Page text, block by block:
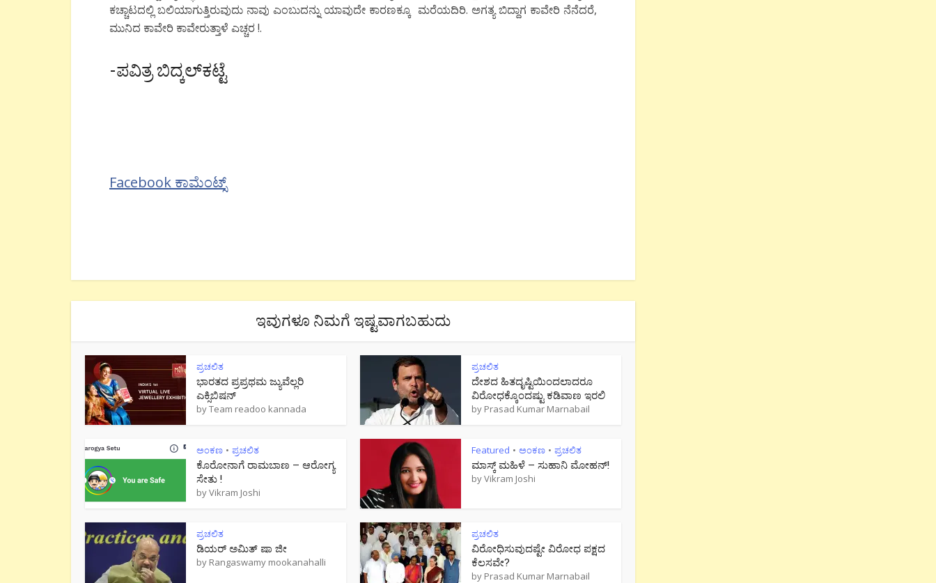
ಕಚ್ಚಾಟದಲ್ಲಿ ಬಲಿಯಾಗುತ್ತಿರುವುದು ನಾವು ಎಂಬುದನ್ನು ಯಾವುದೇ ಕಾರಣಕ್ಕೂ ಮರೆಯದಿರಿ. ಅಗತ್ಯ ಬಿದ್ದಾಗ ಕಾವೇರಿ ನೆನೆದರೆ,
ಮುನಿದ ಕಾವೇರಿ ಕಾವೇರುತ್ತಾಳೆ ಎಚ್ಚರ !.
-ಪವಿತ್ರ ಬಿದ್ಕಲ್‍ಕಟ್ಟೆ
Facebook ಕಾಮೆಂಟ್ಸ್
ಇವುಗಳೂ ನಿಮಗೆ ಇಷ್ಟವಾಗಬಹುದು
ಪ್ರಚಲಿತ
ಭಾರತದ ಪ್ರಪ್ರಥಮ ಜ್ಯುವೆಲ್ಲರಿ
ಎಕ್ಸಿಬಿಷನ್
byTeam readoo kannada
ಪ್ರಚಲಿತ
ದೇಶದ ಹಿತದೃಷ್ಟಿಯಿಂದಲಾದರೂ
ವಿರೋಧಕ್ಕೊಂದಷ್ಟು ಕಡಿವಾಣ ಇರಲಿ
by Prasad Kumar Marnabail
ಅಂಕಣ • ಪ್ರಚಲಿತ
ಕೊರೋನಾಗೆ ರಾಮಬಾಣ – ಆರೋಗ್ಯ
ಸೇತು !
byVikram Joshi
Featured • ಅಂಕಣ • ಪ್ರಚಲಿತ
ಮಾಸ್ಕ್ ಮಹಿಳೆ – ಸುಹಾನಿ ಮೋಹನ್!
byVikram Joshi
ಪ್ರಚಲಿತ
ಡಿಯರ್ ಅಮಿತ್ ಷಾ ಜೀ
by Rangaswamy mookanahalli
ಪ್ರಚಲಿತ
ವಿರೋಧಿಸುವುದಷ್ಟೇ ವಿರೋಧ ಪಕ್ಷದ
ಕೆಲಸವೇ?
by Prasad Kumar Marnabail